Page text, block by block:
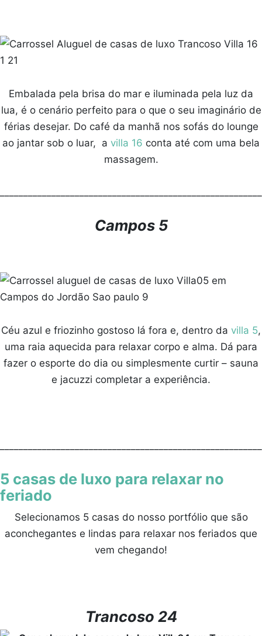
Embalada pela brisa do mar e iluminada pela luz da
lua, é o cenário perfeito para o que o seu imaginário de
férias desejar. Do café da manhã nos sofás do lounge
ao jantar sob o luar, a villa 16 conta até com uma bela
massagem.
Campos 5
Céu azul e friozinho gostoso lá fora e, dentro da villa 5,
uma raia aquecida para relaxar corpo e alma. Dá para
fazer o esporte do dia ou simplesmente curtir – sauna
e jacuzzi completar a experiência.
5 casas de luxo para relaxar no
feriado
Selecionamos 5 casas do nosso portfólio que são
aconchegantes e lindas para relaxar nos feriados que
vem chegando!
Trancoso 24